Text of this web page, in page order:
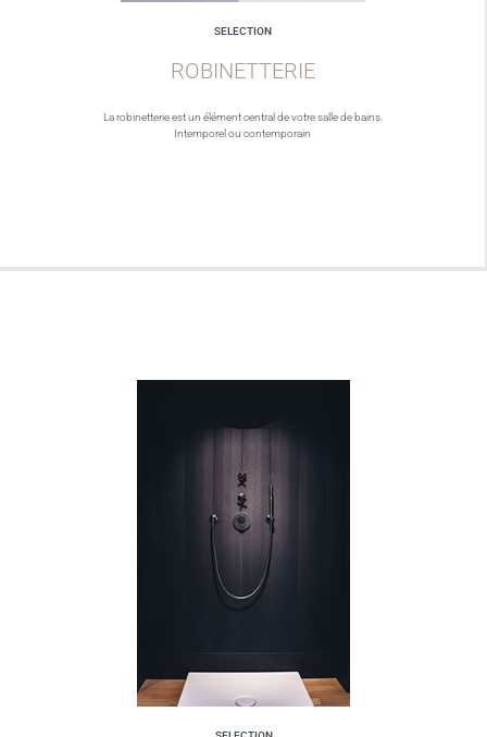
SELECTION
ROBINETTERIE
La robinetterie est un élément central de votre salle de bains.
Intemporel ou contemporain